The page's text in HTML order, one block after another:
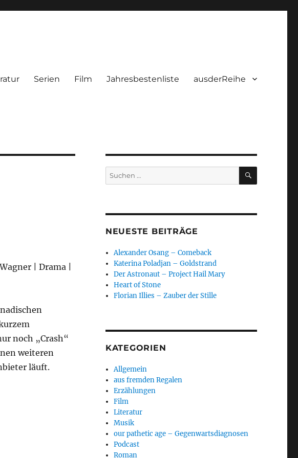
Serien Film Jahresbestenliste ausderReihe
| Drama |
noch „Crash“
weiteren
läuft.
Suchen
nach:
SUCHEN
NEUESTE BEITRÄGE
Alexander Osang – Comeback
Katerina Poladjan – Goldstrand
Der Astronaut – Project Hail Mary
Heart of Stone
Florian Illies – Zauber der Stille
KATEGORIEN
Allgemein
aus fremden Regalen
Erzählungen
Film
Literatur
Musik
our pathetic age – Gegenwartsdiagnosen
Podcast
Roman